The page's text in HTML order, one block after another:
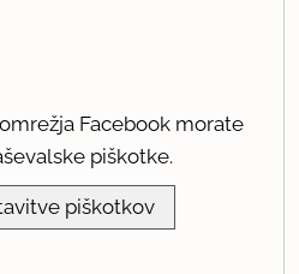
Facebook morate
piškotke.
piškotkov